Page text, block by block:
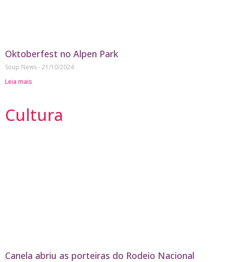
Oktoberfest no Alpen Park
Soup News 21/10/2024
Leia mais
Cultura
Canela abriu as porteiras do Rodeio Nacional